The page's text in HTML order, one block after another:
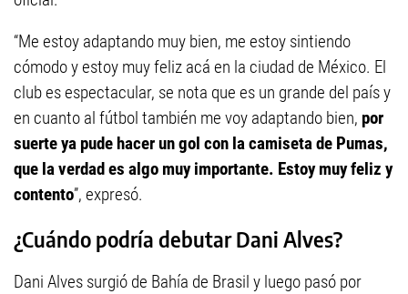
“Me estoy adaptando muy bien, me estoy sintiendo
cómodo y estoy muy feliz acá en la ciudad de México. El
club es espectacular, se nota que es un grande del país y
en cuanto al fútbol también me voy adaptando bien, por
suerte ya pude hacer un gol con la camiseta de Pumas,
que la verdad es algo muy importante. Estoy muy feliz y
contento”, expresó.
¿Cuándo podría debutar Dani Alves?
Dani Alves surgió de Bahía de Brasil y luego pasó por